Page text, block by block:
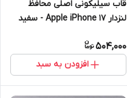
قاب سیلیکونی اصلی محافظ
لنزدار Apple iPhone 17 - سفید
504,000
افزودن به سبد